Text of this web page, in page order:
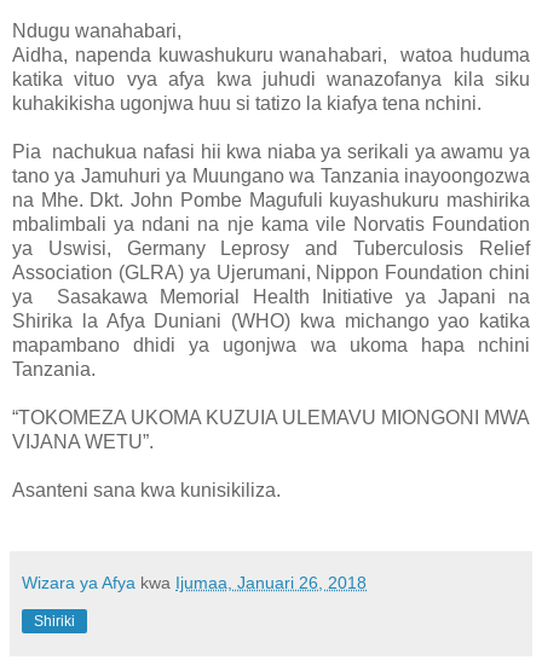
Ndugu wanahabari,
Aidha, napenda kuwashukuru wanahabari, watoa huduma
katika vituo vya afya kwa juhudi wanazofanya kila siku
kuhakikisha ugonjwa huu si tatizo la kiafya tena nchini.
Pia nachukua nafasi hii kwa niaba ya serikali ya awamu ya
tano ya Jamuhuri ya Muungano wa Tanzania inayoongozwa
na Mhe. Dkt. John Pombe Magufuli kuyashukuru mashirika
mbalimbali ya ndani na nje kama vile Norvatis Foundation
ya Uswisi, Germany Leprosy and Tuberculosis Relief
Association (GLRA) ya Ujerumani, Nippon Foundation chini
ya Sasakawa Memorial Health Initiative ya Japani na
Shirika la Afya Duniani (WHO) kwa michango yao katika
mapambano dhidi ya ugonjwa wa ukoma hapa nchini
Tanzania.
“TOKOMEZA UKOMA KUZUIA ULEMAVU MIONGONI MWA
VIJANA WETU”.
Asanteni sana kwa kunisikiliza.
Wizara ya Afya kwa Ijumaa, Januari 26, 2018
Shiriki